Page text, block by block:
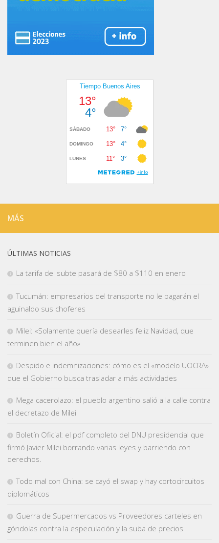
MÁS
ÚLTIMAS NOTICIAS
La tarifa del subte pasará de $80 a $110 en enero
Tucumán: empresarios del transporte no le pagarán el
aguinaldo sus choferes
Milei: «Solamente quería desearles feliz Navidad, que
terminen bien el año»
Despido e indemnizaciones: cómo es el «modelo UOCRA»
que el Gobierno busca trasladar a más actividades
Mega cacerolazo: el pueblo argentino salió a la calle contra
el decretazo de Milei
Boletín Oficial: el pdf completo del DNU presidencial que
firmó Javier Milei borrando varias leyes y barriendo con
derechos.
Todo mal con China: se cayó el swap y hay cortocircuitos
diplomáticos
Guerra de Supermercados vs Proveedores carteles en
góndolas contra la especulación y la suba de precios